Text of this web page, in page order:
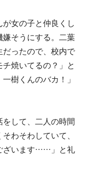
女の子と仲良くし
嫌そうにする。二葉
だったので、校内で
焼いてるの？」と
樹くんのバカ！」
して、二人の時間
わそわしていて、
ざいます……」と礼